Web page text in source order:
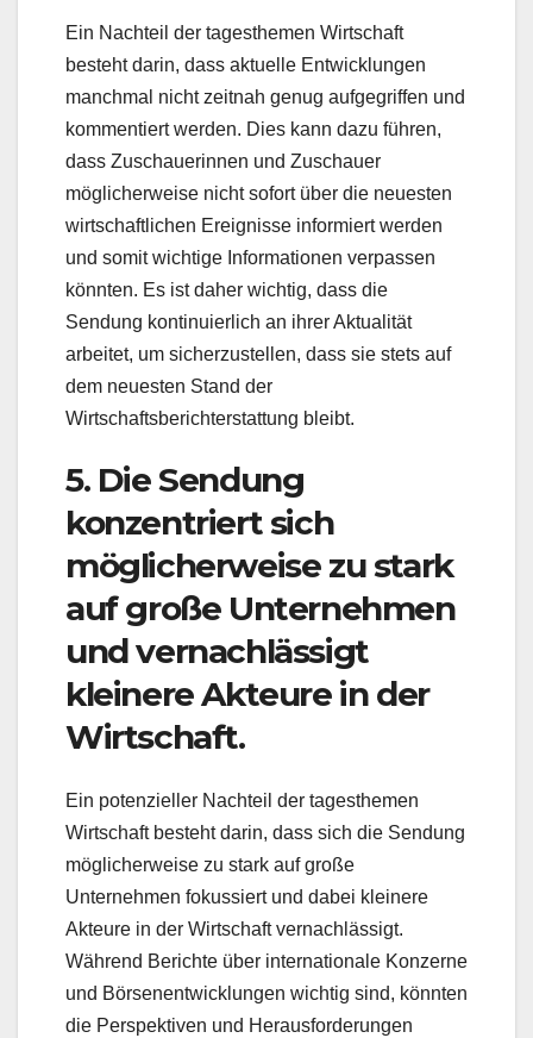
Ein Nachteil der tagesthemen Wirtschaft
besteht darin, dass aktuelle Entwicklungen
manchmal nicht zeitnah genug aufgegriffen und
kommentiert werden. Dies kann dazu führen,
dass Zuschauerinnen und Zuschauer
möglicherweise nicht sofort über die neuesten
wirtschaftlichen Ereignisse informiert werden
und somit wichtige Informationen verpassen
könnten. Es ist daher wichtig, dass die
Sendung kontinuierlich an ihrer Aktualität
arbeitet, um sicherzustellen, dass sie stets auf
dem neuesten Stand der
Wirtschaftsberichterstattung bleibt.
5. Die Sendung
konzentriert sich
möglicherweise zu stark
auf große Unternehmen
und vernachlässigt
kleinere Akteure in der
Wirtschaft.
Ein potenzieller Nachteil der tagesthemen
Wirtschaft besteht darin, dass sich die Sendung
möglicherweise zu stark auf große
Unternehmen fokussiert und dabei kleinere
Akteure in der Wirtschaft vernachlässigt.
Während Berichte über internationale Konzerne
und Börsenentwicklungen wichtig sind, könnten
die Perspektiven und Herausforderungen